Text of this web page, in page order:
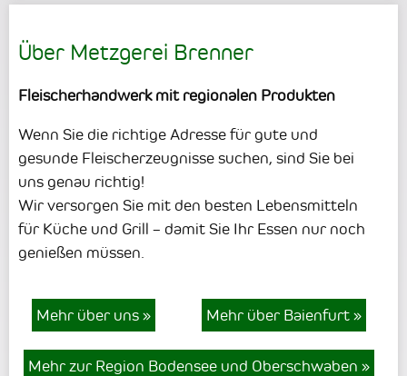
Über Metzgerei Brenner
Fleischerhandwerk mit regionalen Produkten
Wenn Sie die richtige Adresse für gute und
gesunde Fleischerzeugnisse suchen, sind Sie bei
uns genau richtig!
Wir versorgen Sie mit den besten Lebensmitteln
für Küche und Grill – damit Sie Ihr Essen nur noch
genießen müssen.
Mehr über uns» Mehr über Baienfurt »
Mehr zur Region Bodensee und Oberschwaben »